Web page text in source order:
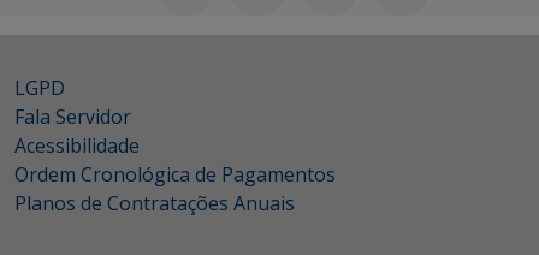
LGPD
Fala Servidor
Acessibilidade
Ordem Cronológica de Pagamentos
Planos de Contratações Anuais